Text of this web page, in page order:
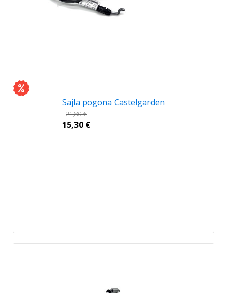
Sajla pogona Castelgarden
21,80€
15,30 €